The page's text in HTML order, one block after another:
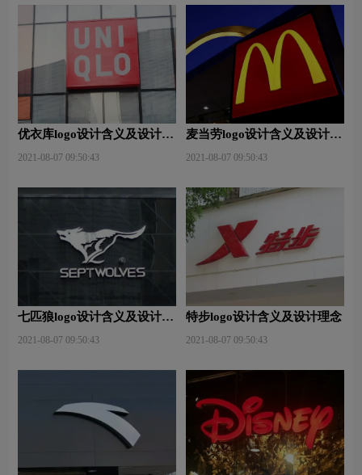
优衣库logo设计含义及设计理
2021-08-07 09:50:43
麦当劳logo设计含义及设计理
2021-08-07 09:50:43
七匹狼logo设计含义及设计理
2021-08-07 09:50:43
特步logo设计含义及设计理念
2021-08-07 09:50:43